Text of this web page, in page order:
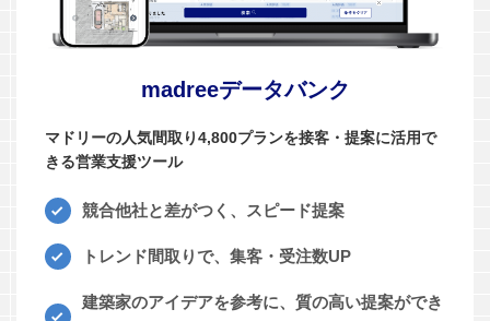
madreeデータバンク
マドリーの人気間取り4,800プランを接客・提案に活用で
きる営業支援ツール
競合他社と差がつく、スピード提案
トレンド間取りで、集客・受注数UP
建築家のアイデアを参考に、質の高い提案ができ